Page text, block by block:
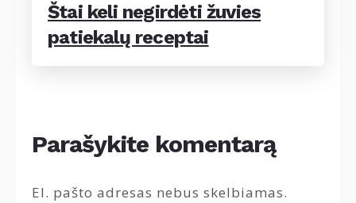
Štai keli negirdėti žuvies
patiekalų receptai
Parašykite komentarą
El. pašto adresas nebus skelbiamas.